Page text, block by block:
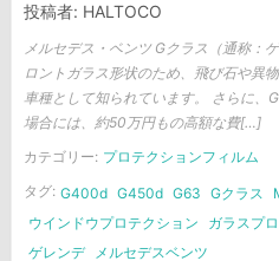
投稿者: HALTOCO
メルセデス・ベンツ Gクラス（通称：
ロントガラス形状のため、飛び石や異
車種として知られています。 さらに、
場合には、約50万円もの高額な費[…]
カテゴリー: プロテクションフィルム
タグ: G400d G450d G63 Gクラス
ウインドウプロテクション
ガラスプ
ゲレンデ
メルセデスベンツ